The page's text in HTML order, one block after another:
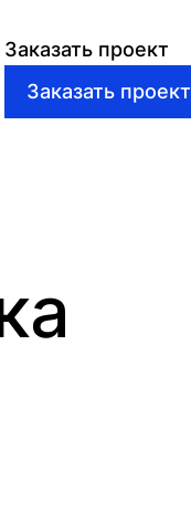
Заказать проект